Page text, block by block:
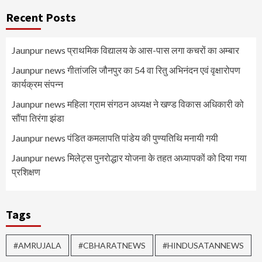
Recent Posts
Jaunpur news प्राथमिक विद्यालय के आस-पास लगा कचरों का अम्बार
Jaunpur news गीतांजलि जौनपुर का 54 वा रितु अभिनंदन एवं वृक्षारोपण
कार्यक्रम संपन्न
Jaunpur news महिला ग्राम संगठन अध्यक्ष ने खण्ड विकास अधिकारी को
सौंपा तिरंगा झंडा
Jaunpur news पंडित कमलापति पांडेय की पुण्यतिथि मनायी गयी
Jaunpur news मिलेट्स पुनरोद्धार योजना के तहत अध्यापकों को दिया गया
प्रशिक्षण
Tags
#AMRUJALA #CBHARATNEWS #HINDUSATANNEWS